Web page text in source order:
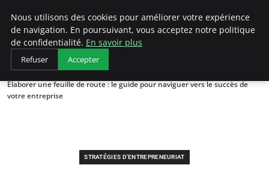
LECFCM
Accueil
Stratégies d'entrepreneuriat
Élaborer une feuille de route : le guide pour naviguer vers le succès de
votre entreprise
STRATÉGIES D'ENTREPRENEURIAT
Nous utilisons des cookies pour améliorer votre expérience
de navigation. En poursuivant, vous acceptez notre politique
de confidentialité. En savoir plus
Refuser Accepter